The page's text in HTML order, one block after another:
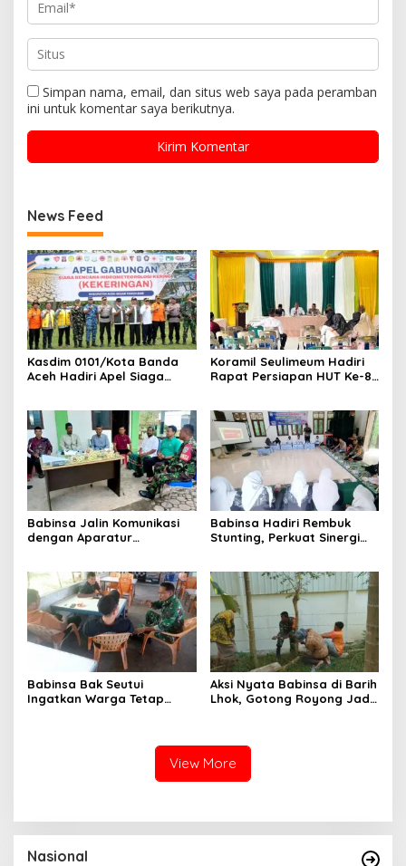
Simpan nama, email, dan situs web saya pada peramban
ini untuk komentar saya berikutnya.
News Feed
Kasdim 0101/Kota Banda
Aceh Hadiri Apel Siaga
Perkuat Kesiapsiagaan
Hadapi Ancaman
Kekeringan
Koramil Seulimeum Hadiri
Rapat Persiapan HUT Ke-81
Babinsa Jalin Komunikasi
dengan Aparatur
Babinsa Hadiri Rembuk
Stunting, Perkuat Sinergi
Babinsa Bak Seutui
Ingatkan Warga Tetap
Aksi Nyata Babinsa di Barih
Lhok, Gotong Royong Jadi
View More
Nasional